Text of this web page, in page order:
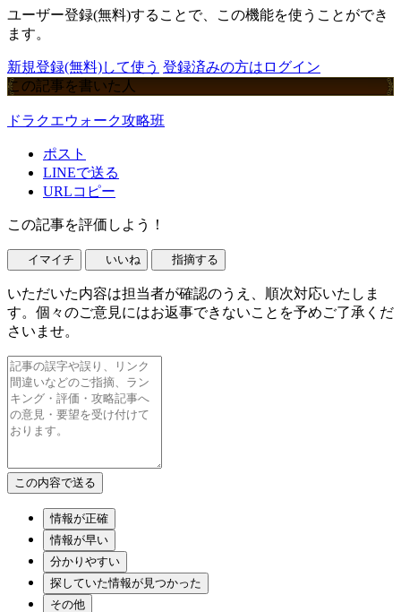
ユーザー登録(無料)することで、この機能を使うことができ
ます。
新規登録(無料)して使う 登録済みの方はログイン
この記事を書いた人
ドラクエウォーク攻略班
ポスト
LINEで送る
URLコピー
この記事を評価しよう！
イマイチ いいね 指摘する
いただいた内容は担当者が確認のうえ、順次対応いたしま
す。個々のご意見にはお返事できないことを予めご了承くだ
さいませ。
情報が正確
情報が早い
分かりやすい
探していた情報が見つかった
その他